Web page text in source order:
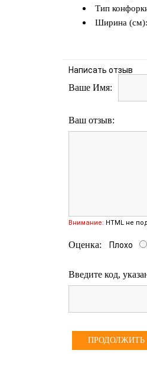
Тип
Ширина (см):
Написать отзыв
Ваше Имя:
Ваш отзыв:
Внимание: HTML не
Оценка: Плохо
Введите код,
ПРОДОЛЖИТЬ